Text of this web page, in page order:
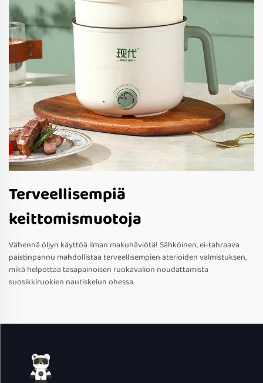
Terveellisempiä
keittomismuotoja
Vähennä öljyn käyttöä ilman makuhäviötä! Sähköinen, ei-tahraava
paistinpannu mahdollistaa terveellisempien aterioiden valmistuksen,
mikä helpottaa tasapainoisen ruokavalion noudattamista
suosikkiruokien nautiskelun ohessa.